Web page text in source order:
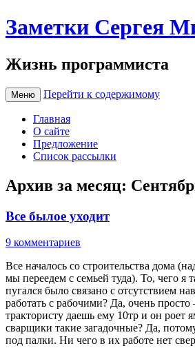
Заметки Сергея
Жизнь программиста
Меню Перейти к содержимому
Главная
О сайте
Предложение
Список рассылки
Архив за месяц:
Все былое уходит
9 комментариев
Все началось со строительства дома
мы переедем с семьей туда). То, чего я
пугался было связано с отсутствием
работать с рабочими? Да, очень
трактористу даешь ему 10тр и он роет
сварщики такие загадочные? Да,
под палки. Ни чего в их работе нет